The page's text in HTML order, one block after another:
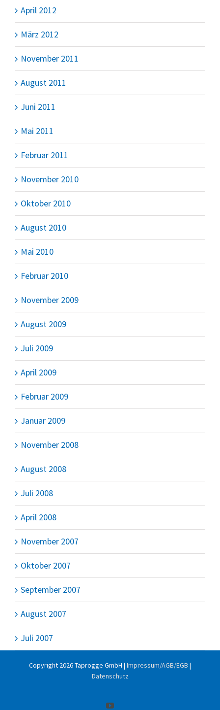
April 2012
März 2012
November 2011
August 2011
Juni 2011
Mai 2011
Februar 2011
November 2010
Oktober 2010
August 2010
Mai 2010
Februar 2010
November 2009
August 2009
Juli 2009
April 2009
Februar 2009
Januar 2009
November 2008
August 2008
Juli 2008
April 2008
November 2007
Oktober 2007
September 2007
August 2007
Juli 2007
Copyright 2026 Taprogge GmbH | Impressum/AGB/EGB |
Datenschutz
YouTube